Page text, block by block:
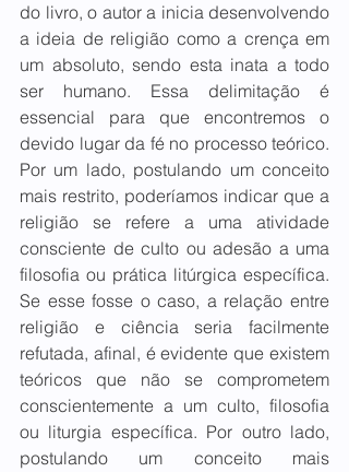
do livro, o autor a inicia desenvolvendo
a ideia de religião como a crença em
um absoluto, sendo esta inata a todo
ser humano. Essa delimitação é
essencial para que encontremos o
devido lugar da fé no processo teórico.
Por um lado, postulando um conceito
mais restrito, poderíamos indicar que a
religião se refere a uma atividade
consciente de culto ou adesão a uma
filosofia ou prática litúrgica específica.
Se esse fosse o caso, a relação entre
religião e ciência seria facilmente
refutada, afinal, é evidente que existem
teóricos que não se comprometem
conscientemente a um culto, filosofia
ou liturgia específica. Por outro lado,
postulando um conceito mais